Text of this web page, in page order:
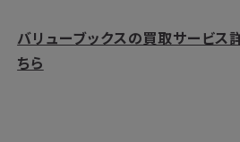
バリューブックスの買取サービス
ちら